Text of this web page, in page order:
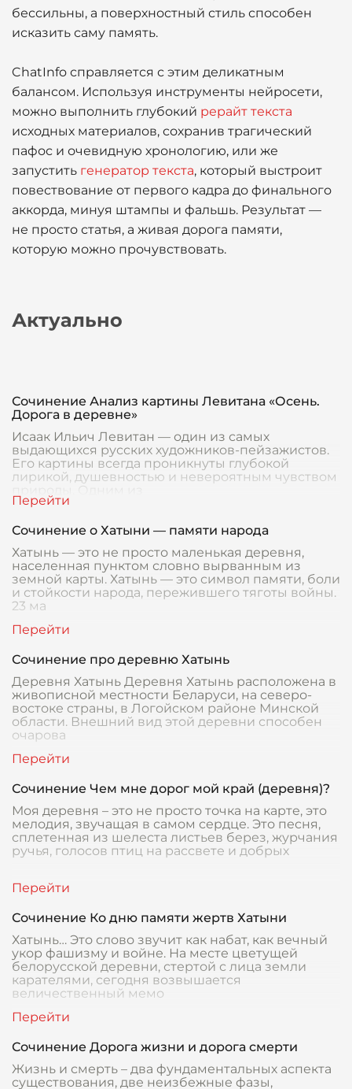
бессильны, а поверхностный стиль способен
исказить саму память.
ChatInfo справляется с этим деликатным
балансом. Используя инструменты нейросети,
можно выполнить глубокий рерайт текста
исходных материалов, сохранив трагический
пафос и очевидную хронологию, или же
запустить генератор текста, который выстроит
повествование от первого кадра до финального
аккорда, минуя штампы и фальшь. Результат —
не просто статья, а живая дорога памяти,
которую можно прочувствовать.
Актуально
Сочинение Анализ картины Левитана «Осень.
Дорога в деревне»
Исаак Ильич Левитан — один из самых
выдающихся русских художников-пейзажистов.
Его картины всегда проникнуты глубокой
лирикой, душевностью и невероятным чувством
природы. Одним из
Сочинение о Хатыни — памяти народа
Хатынь — это не просто маленькая деревня,
населенная пунктом словно вырванным из
земной карты. Хатынь — это символ памяти, боли
и стойкости народа, пережившего тяготы войны.
23 ма
Сочинение про деревню Хатынь
Деревня Хатынь Деревня Хатынь расположена в
живописной местности Беларуси, на северо-
востоке страны, в Логойском районе Минской
области. Внешний вид этой деревни способен
очарова
Сочинение Чем мне дорог мой край (деревня)?
Моя деревня – это не просто точка на карте, это
мелодия, звучащая в самом сердце. Это песня,
сплетенная из шелеста листьев берез, журчания
ручья, голосов птиц на рассвете и добрых
Сочинение Ко дню памяти жертв Хатыни
Хатынь… Это слово звучит как набат, как вечный
укор фашизму и войне. На месте цветущей
белорусской деревни, стертой с лица земли
карателями, сегодня возвышается
величественный мемо
Сочинение Дорога жизни и дорога смерти
Жизнь и смерть – два фундаментальных аспекта
существования, две неизбежные фазы,